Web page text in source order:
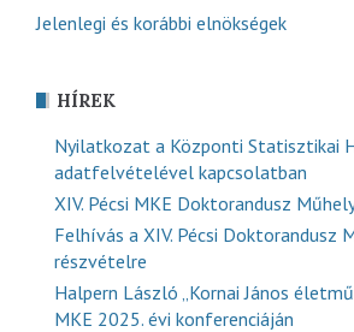
Jelenlegi és korábbi elnökségek
HÍREK
Nyilatkozat a Központi Statisztikai
adatfelvételével kapcsolatban
XIV. Pécsi MKE Doktorandusz
Felhívás a XIV. Pécsi Doktorandusz
részvételre
Halpern László „Kornai János
MKE 2025. évi konferenciáján